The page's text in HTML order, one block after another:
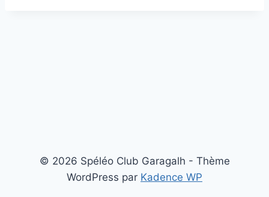
© 2026 Spéléo Club Garagalh - Thème
WordPress par Kadence WP